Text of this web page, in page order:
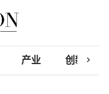
产业 创新研究
chevron_right